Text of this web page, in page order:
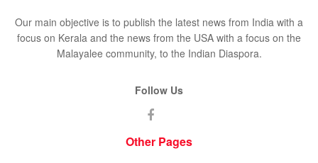
Our main objective is to publish the latest news from India with a
focus on Kerala and the news from the USA with a focus on the
Malayalee community, to the Indian Diaspora.
Follow Us
Other Pages